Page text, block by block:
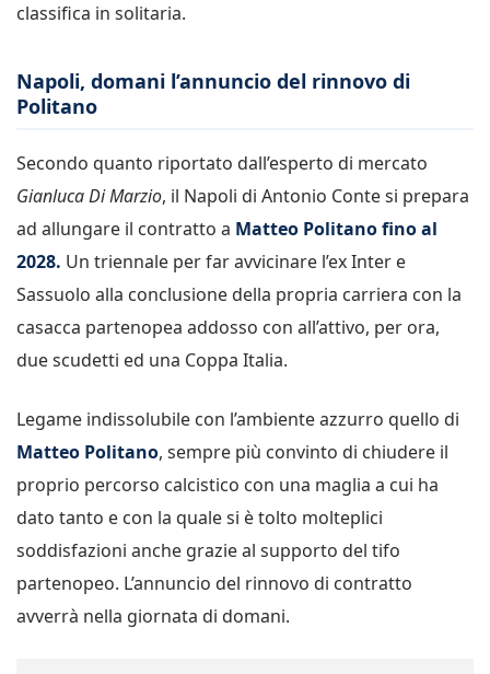
classifica in solitaria.
Napoli, domani l’annuncio del rinnovo di
Politano
Secondo quanto riportato dall’esperto di mercato
Gianluca Di Marzio, il Napoli di Antonio Conte si prepara
ad allungare il contratto a Matteo Politano fino al
2028. Un triennale per far avvicinare l’ex Inter e
Sassuolo alla conclusione della propria carriera con la
casacca partenopea addosso con all’attivo, per ora,
due scudetti ed una Coppa Italia.
Legame indissolubile con l’ambiente azzurro quello di
Matteo Politano, sempre più convinto di chiudere il
proprio percorso calcistico con una maglia a cui ha
dato tanto e con la quale si è tolto molteplici
soddisfazioni anche grazie al supporto del tifo
partenopeo. L’annuncio del rinnovo di contratto
avverrà nella giornata di domani.